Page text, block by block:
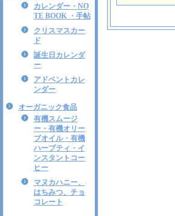
カレンダー・NO
TE BOOK ・手帖
クリスマスカー
ド
誕生日カレンダ
ー
アドベントカレ
ンダー
オーガニック食品
有機スムージ
ー・有機オリー
ブオイル・有機
ハーブティ・イ
ンスタントコー
ヒー
マヌカハニー、
はちみつ、チョ
コレート